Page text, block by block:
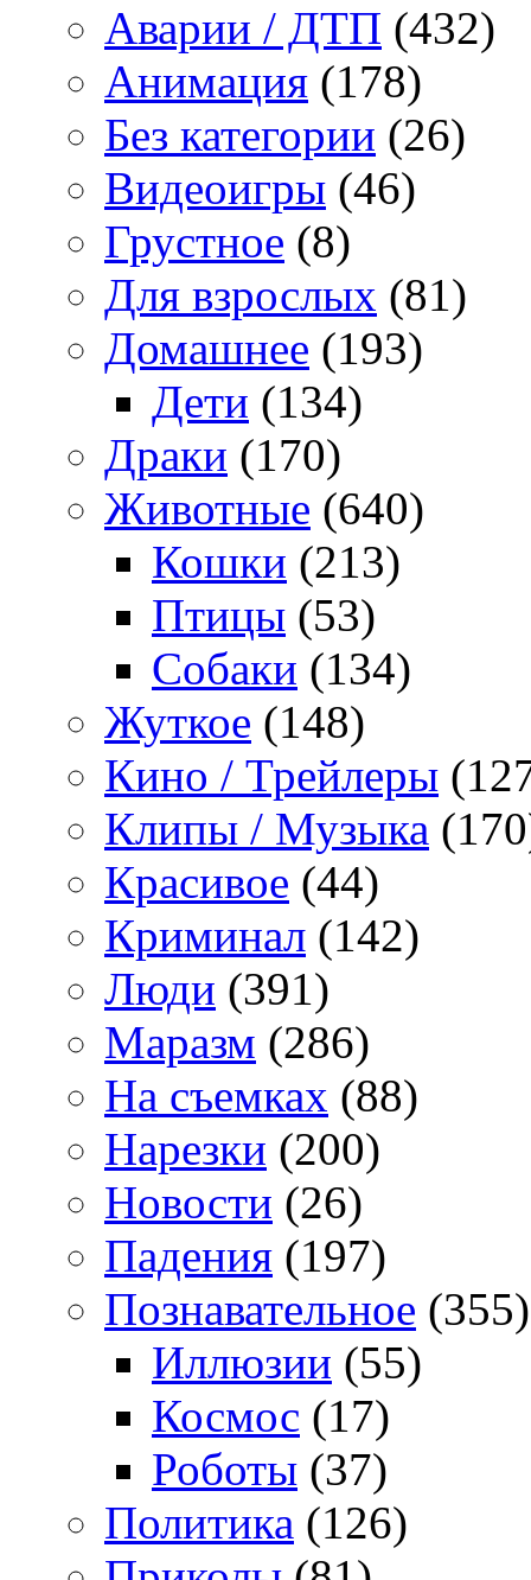
Аварии / ДТП (432)
Анимация (178)
Без категории (26)
Видеоигры (46)
Грустное (8)
Для взрослых (81)
Домашнее (193)
Дети (134)
Драки (170)
Животные (640)
Кошки (213)
Птицы (53)
Собаки (134)
Жуткое (148)
Кино / Трейлеры
Клипы / Музыка
Красивое (44)
Криминал (142)
Люди (391)
Маразм (286)
На съемках (88)
Нарезки (200)
Новости (26)
Падения (197)
Познавательное (355)
Иллюзии (55)
Космос (17)
Роботы (37)
Политика (126)